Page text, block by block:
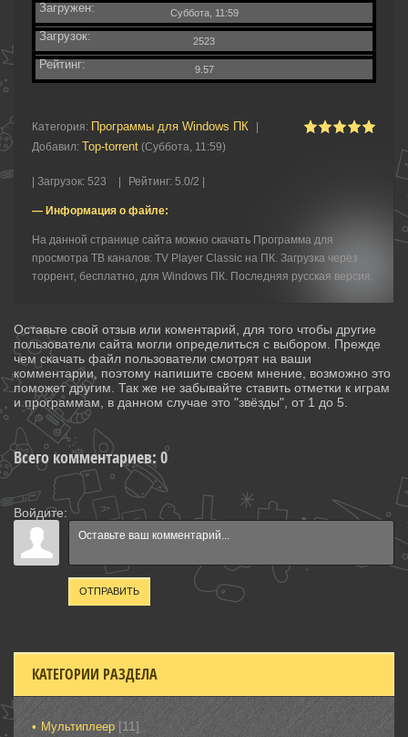
Загружен:
Суббота, 11:59
Загрузок: 2523
Рейтинг: 9.57
Категория: Программы для Windows ПК
Добавил: Top-torrent (Суббота, 11:59)
Загрузок: 523 Рейтинг: 5.0/2 |
— Информация о файле:
На данной странице сайта можно скачать Программа для
просмотра ТВ каналов: TV Player Classic на ПК. Загрузка через
торрент, бесплатно, для Windows ПК. Последняя русская версия.
Оставьте свой отзыв или коментарий, для того чтобы другие
пользователи сайта могли определиться с выбором. Прежде
чем скачать файл пользователи смотрят на ваши
комментарии, поэтому напишите своем мнение, возможно это
поможет другим. Так же не забывайте ставить отметки к играм
и программам, в данном случае это "звёзды", от 1 до 5.
Всего комментариев:0
Войдите:
ОТПРАВИТЬ
КАТЕГОРИИ РАЗДЕЛА
Мультиплеер [11]